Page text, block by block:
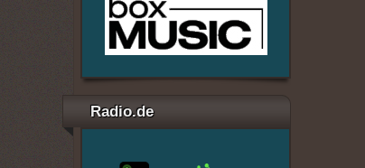
Radio.de